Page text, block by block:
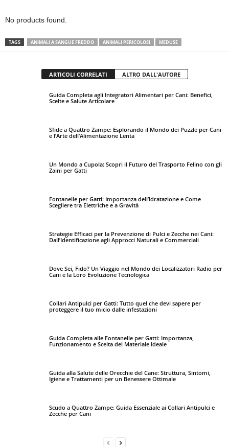
No products found.
TAGS ANIMALI A SANGUE FREDDO ANIMALI PERICOLOSI MEDUSE
ARTICOLI CORRELATI ALTRO DALL'AUTORE
Guida Completa agli Integratori Alimentari per Cani: Benefici,
Scelte e Salute Articolare
Sfide a Quattro Zampe: Esplorando il Mondo dei Puzzle per Cani
e l’Arte dell’Alimentazione Lenta
Un Mondo a Cupola: Scopri il Futuro del Trasporto Felino con gli
Zaini per Gatti
Fontanelle per Gatti: Importanza dell’Idratazione e Come
Scegliere tra Elettriche e a Gravità
Strategie Efficaci per la Prevenzione di Pulci e Zecche nei Cani:
Dall’Identificazione agli Approcci Naturali e Commerciali
Dove Sei, Fido? Un Viaggio nel Mondo dei Localizzatori Radio per
Cani e la Loro Evoluzione Tecnologica
Collari Antipulci per Gatti: Tutto quel che devi sapere per
proteggere il tuo micio dalle infestazioni
Guida Completa alle Fontanelle per Gatti: Importanza,
Funzionamento e Scelta del Materiale Ideale
Guida alla Salute delle Orecchie del Cane: Struttura, Sintomi,
Igiene e Trattamenti per un Benessere Ottimale
Scudo a Quattro Zampe: Guida Essenziale ai Collari Antipulci e
Zecche per Cani